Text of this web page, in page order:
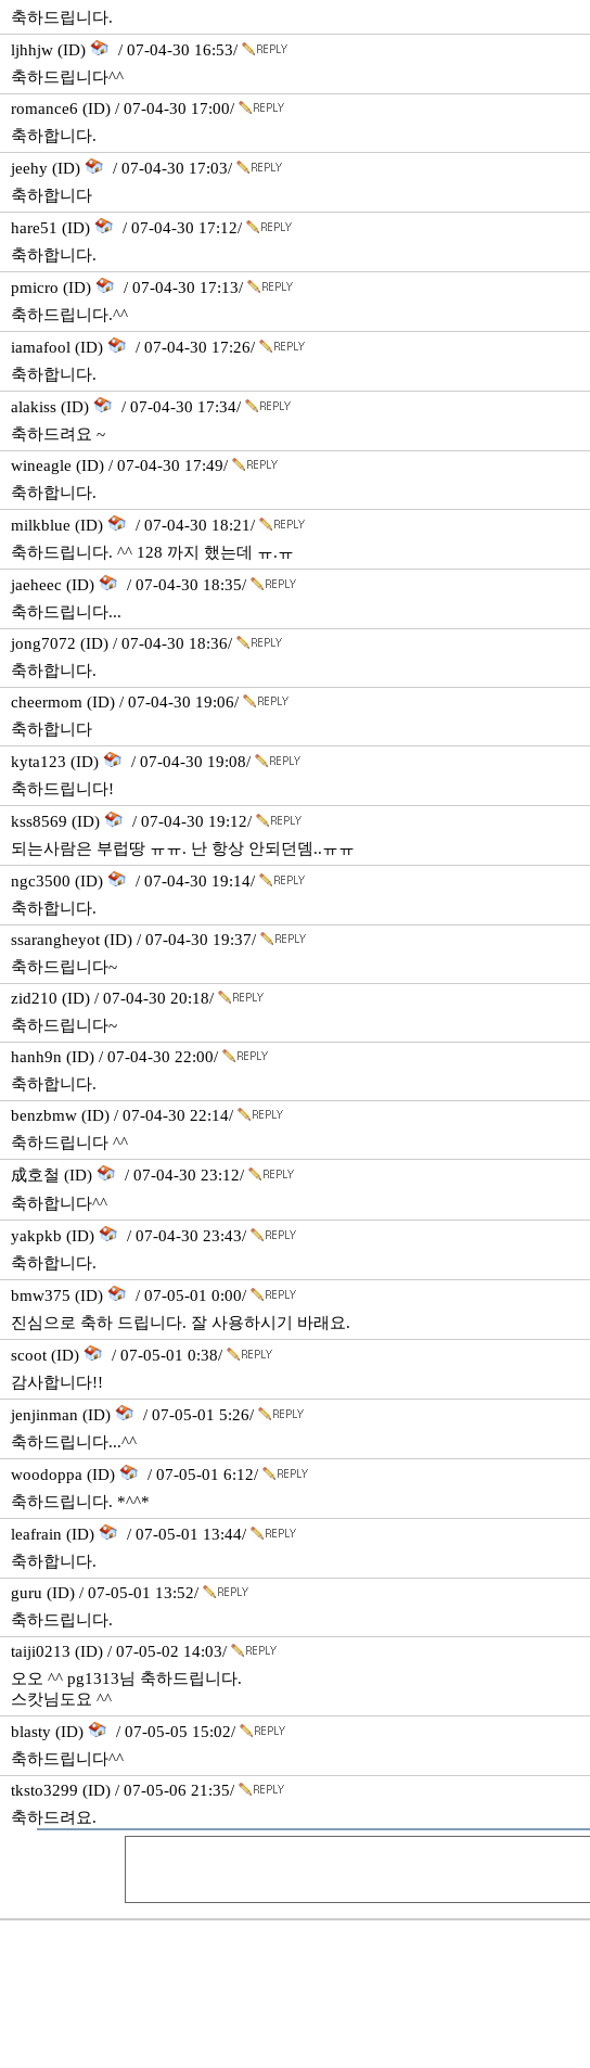
축하드립니다.
ljhhjw (ID)
/ 07-04-30 16:53/
축하드립니다^^
romance6 (ID) / 07-04-30 17:00/
축하합니다.
jeehy (ID)
/ 07-04-30 17:03/
축하합니다
hare51 (ID)
/ 07-04-30 17:12/
축하합니다.
pmicro (ID)
/ 07-04-30 17:13/
축하드립니다.^^
iamafool (ID)
/ 07-04-30 17:26/
축하합니다.
alakiss (ID)
/ 07-04-30 17:34/
축하드려요 ~
wineagle (ID) / 07-04-30 17:49/
축하합니다.
milkblue (ID)
/ 07-04-30 18:21/
축하드립니다. ^^ 128 까지 했는데 ㅠ.ㅠ
jaeheec (ID)
/ 07-04-30 18:35/
축하드립니다...
jong7072 (ID) / 07-04-30 18:36/
축하합니다.
cheermom (ID) / 07-04-30 19:06/
축하합니다
kyta123 (ID)
/ 07-04-30 19:08/
축하드립니다!
kss8569 (ID)
/ 07-04-30 19:12/
되는사람은 부럽땅 ㅠㅠ. 난 항상 안되던뎀..ㅠㅠ
ngc3500 (ID)
/ 07-04-30 19:14/
축하합니다.
ssarangheyot (ID) / 07-04-30 19:37/
축하드립니다~
zid210 (ID) / 07-04-30 20:18/
축하드립니다~
hanh9n (ID) / 07-04-30 22:00/
축하합니다.
benzbmw (ID) / 07-04-30 22:14/
축하드립니다 ^^
成호철 (ID)
/ 07-04-30 23:12/
축하합니다^^
yakpkb (ID)
/ 07-04-30 23:43/
축하합니다.
bmw375 (ID)
/ 07-05-01 0:00/
진심으로 축하 드립니다. 잘 사용하시기 바래요.
scoot (ID)
/ 07-05-01 0:38/
감사합니다!!
jenjinman (ID)
/ 07-05-01 5:26/
축하드립니다...^^
woodoppa (ID)
/ 07-05-01 6:12/
축하드립니다. *^^*
leafrain (ID)
/ 07-05-01 13:44/
축하합니다.
guru (ID) / 07-05-01 13:52/
축하드립니다.
taiji0213 (ID) / 07-05-02 14:03/
오오 ^^ pg1313님 축하드립니다.
스캇님도요 ^^
blasty (ID)
/ 07-05-05 15:02/
축하드립니다^^
tksto3299 (ID) / 07-05-06 21:35/
축하드려요.